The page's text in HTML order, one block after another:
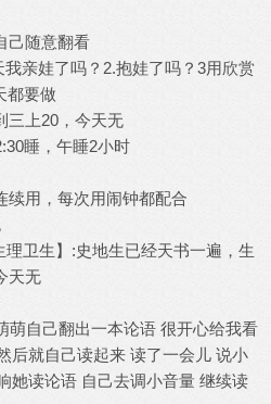
己随意翻看
亲娃了吗？2.抱娃了吗？3用欣赏
都要做
三上20，今天无
睡，午睡2小时
续用，每次用闹钟都配合
理卫生】:史地生已经天书一遍，生
天无
萌自己翻出一本论语 很开心给我看
后就自己读起来 读了一会儿 说小
她读论语 自己去调小音量 继续读